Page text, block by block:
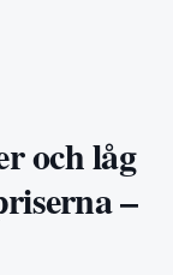
och låg
–